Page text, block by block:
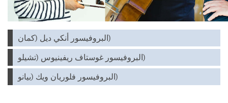
البروفيسور أنكي ديل (كمان)
البروفيسور غوستاف ريفينيوس (تشيلو)
البروفيسور فلوريان ويك (بيانو)